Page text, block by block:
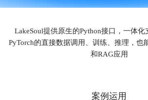
LakeSoul提供原生的Python接口，一体
PyTorch的直接数据调用、训练、推理，也
和RAG应用
案例运用